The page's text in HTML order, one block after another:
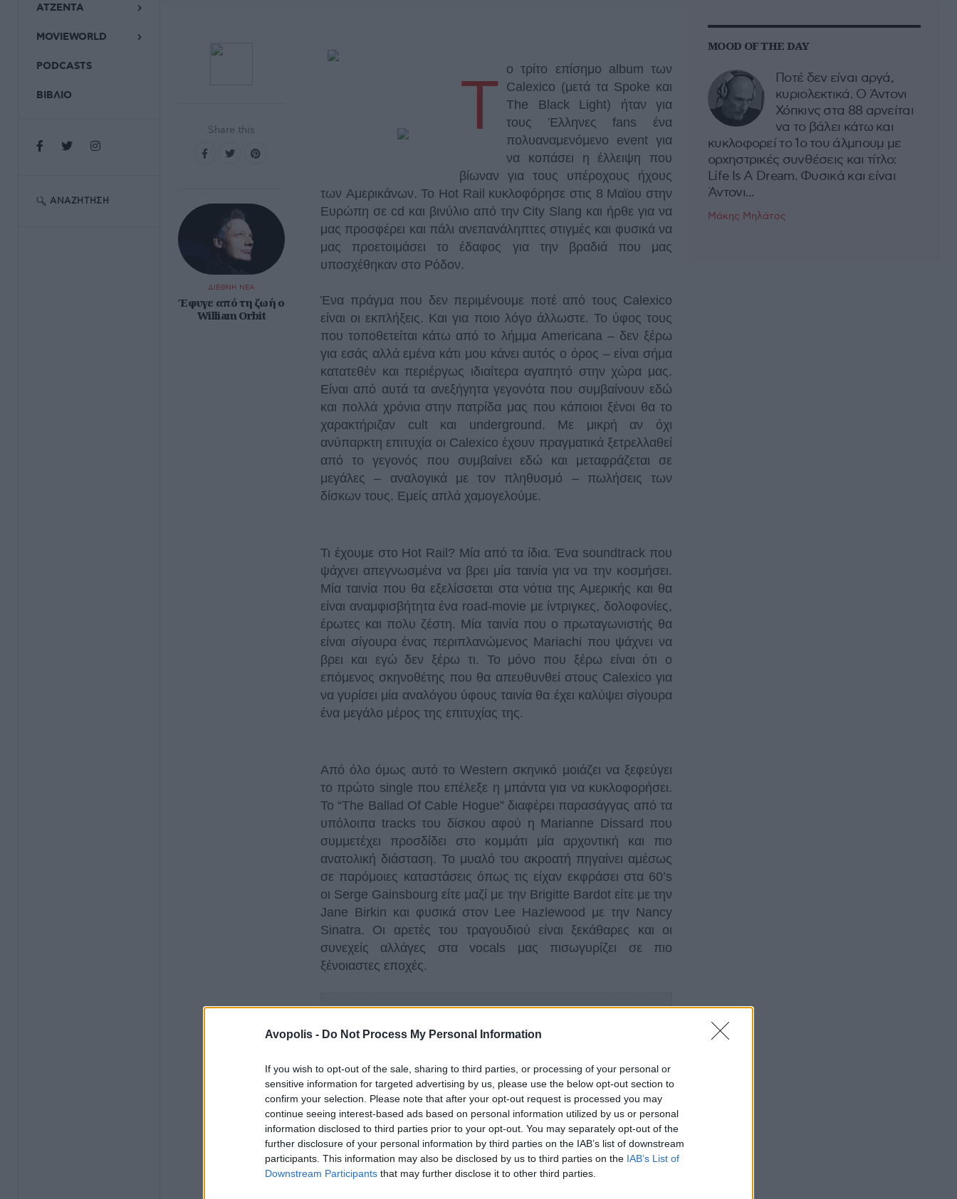
Avopolis - Do Not Process My Personal Information
If you wish to opt-out of the sale, sharing to third parties, or processing of your personal or
sensitive information for targeted advertising by us, please use the below opt-out section to
confirm your selection. Please note that after your opt-out request is processed you may
continue seeing interest-based ads based on personal information utilized by us or personal
information disclosed to third parties prior to your opt-out. You may separately opt-out of the
further disclosure of your personal information by third parties on the IAB’s list of downstream
participants. This information may also be disclosed by us to third parties on the IAB’s List of
Downstream Participants that may further disclose it to other third parties.
ΑΤΖΕΝΤΑ
MOVIEWORLD
PODCASTS
ΒΙΒΛΙΟ
ΑΝΑΖΉΤΗΣΗ
Share this
ΔΙΕΘΝΗ ΝΕΑ
Έφυγε από τη ζωή ο
William Orbit
T
o τρίτο επίσημο album των
Calexico (μετά τα Spoke και
The Black Light) ήταν για
τους Έλληνες fans ένα
πολυαναμενόμενο event για
να κοπάσει η έλλειψη που
βίωναν για τους υπέροχους ήχους
των Aμερικάνων. Το Hot Rail κυκλοφόρησε στις 8 Μαϊου στην
Ευρώπη σε cd και βινύλιο από την City Slang και ήρθε για να
μας προσφέρει και πάλι ανεπανάληπτες στιγμές και φυσικά να
μας προετοιμάσει το έδαφος για την βραδιά που μας
υποσχέθηκαν στο Ρόδον.
Ένα πράγμα που δεν περιμένουμε ποτέ από τους Calexico
είναι οι εκπλήξεις. Και για ποιo λόγο άλλωστε. Το ύφος τους
που τοποθετείται κάτω από το λήμμα Americana – δεν ξέρω
για εσάς αλλά εμένα κάτι μου κάνει αυτός ο όρος – είναι σήμα
κατατεθέν και περιέργως ιδιαίτερα αγαπητό στην χώρα μας.
Είναι από αυτά τα ανεξήγητα γεγονότα που συμβαίνουν εδώ
και πολλά χρόνια στην πατρίδα μας που κάποιοι ξένοι θα το
χαρακτήριζαν cult και underground. Με μικρή αν όχι
ανύπαρκτη επιτυχία οι Calexico έχουν πραγματικά ξετρελλαθεί
από το γεγονός που συμβαίνει εδώ και μεταφράζεται σε
μεγάλες – αναλογικά με τον πληθυσμό – πωλήσεις των
δίσκων τους. Εμείς απλά χαμογελούμε.
Τι έχουμε στο Hot Rail? Μία από τα ίδια. Ένα soundtrack που
ψάχνει απεγνωσμένα να βρει μία ταινία για να την κοσμήσει.
Μία ταινία που θα εξελίσσεται στα νότια της Αμερικής και θα
είναι αναμφισβήτητα ένα road-movie με ίντριγκες, δολοφονίες,
έρωτες και πολυ ζέστη. Μία ταινία που ο πρωταγωνιστής θα
είναι σίγουρα ένας περιπλανώμενος Mariachi που ψάχνει να
βρει και εγώ δεν ξέρω τι. Το μόνο που ξέρω είναι ότι ο
επόμενος σκηνοθέτης που θα απευθυνθεί στους Calexico για
να γυρίσει μία αναλόγου ύφους ταινία θα έχει καλύψει σίγουρα
ένα μεγάλο μέρος της επιτυχίας της.
Από όλο όμως αυτό το Western σκηνικό μοιάζει να ξεφεύγει
το πρώτο single που επέλεξε η μπάντα για να κυκλοφορήσει.
To “The Ballad Of Cable Hogue” διαφέρει παρασάγγας από τα
υπόλοιπα tracks του δίσκου αφού η Marianne Dissard που
συμμετέχει προσδίδει στο κομμάτι μία αρχοντική και πιο
ανατολική διάσταση. Το μυαλό του ακροατή πηγαίνει αμέσως
σε παρόμοιες καταστάσεις όπως τις είχαν εκφράσει στα 60’s
οι Serge Gainsbourg είτε μαζί με την Βrigitte Bardot είτε με την
Jane Birkin και φυσικά στον Lee Hazlewood με την Nancy
Sinatra. Oι αρετές του τραγουδιού είναι ξεκάθαρες και οι
συνεχείς αλλάγες στα vocals μας πισωγυρίζει σε πιο
ξένοιαστες εποχές.
MOOD OF THE DAY
Ποτέ δεν είναι αργά,
κυριολεκτικά. Ο Άντονι
Χόπκινς στα 88 αρνείται
να το βάλει κάτω και
κυκλοφορεί το 1ο του άλμπουμ με
ορχηστρικές συνθέσεις και τίτλο:
Life Is A Dream. Φυσικά και είναι
Άντονι...
Μάκης Μηλάτος